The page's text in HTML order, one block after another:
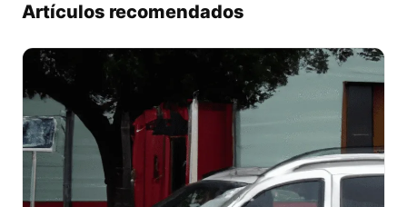
Artículos recomendados